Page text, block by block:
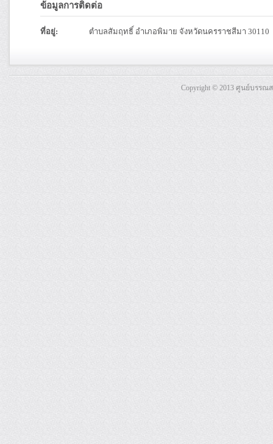
ข้อมูลการติดต่อ
ที่อยู่: ตำบลสัมฤทธิ์ อำเภอพิมาย จังหวัดนครราชสีมา 30110
Copyright © 2013 ศูนย์บรร